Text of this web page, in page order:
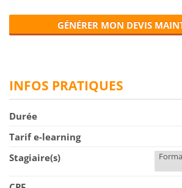
GÉNÉRER MON DEVIS
INFOS PRATIQUES
Durée
Tarif e-learning
Stagiaire(s)